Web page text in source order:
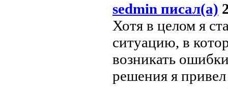
sedmin писал(а)
Хотя в целом я
ситуацию, в
возникать
решения я